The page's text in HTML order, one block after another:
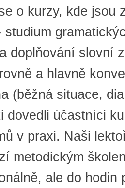
o kurzy, kde jsou
studium
doplňování slovní
a hlavně
(běžná situace,
dovedli účastníci
v praxi. Naši
metodickým
ale do